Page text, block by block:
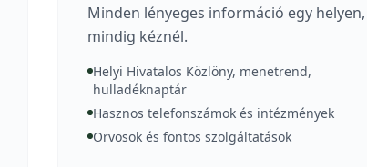
Minden lényeges információ egy helyen,
mindig kéznél.
Helyi Hivatalos Közlöny, menetrend,
hulladéknaptár
Hasznos telefonszámok és intézmények
Orvosok és fontos szolgáltatások